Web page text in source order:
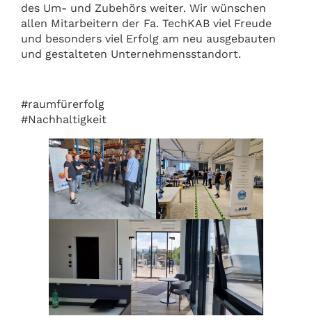
des Um- und Zubehörs weiter. Wir wünschen
allen Mitarbeitern der Fa. TechKAB viel Freude
und besonders viel Erfolg am neu ausgebauten
und gestalteten Unternehmensstandort.
#raumfürerfolg
#Nachhaltigkeit